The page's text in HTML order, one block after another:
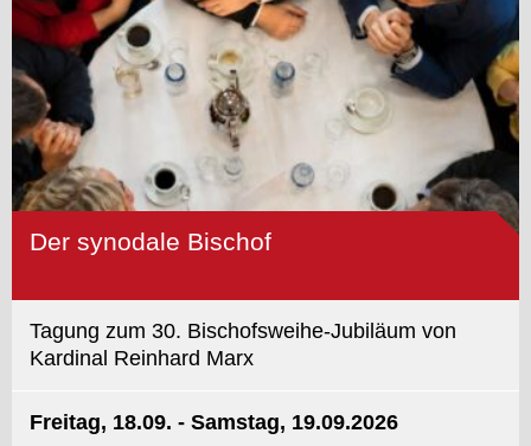
Der synodale Bischof
Tagung zum 30. Bischofsweihe-Jubiläum von
Kardinal Reinhard Marx
Freitag, 18.09. - Samstag, 19.09.2026